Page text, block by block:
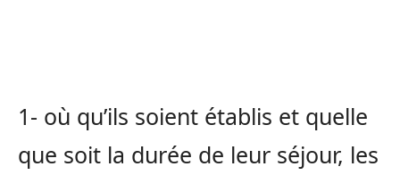
1- où qu’ils soient établis et quelle
que soit la durée de leur séjour, les